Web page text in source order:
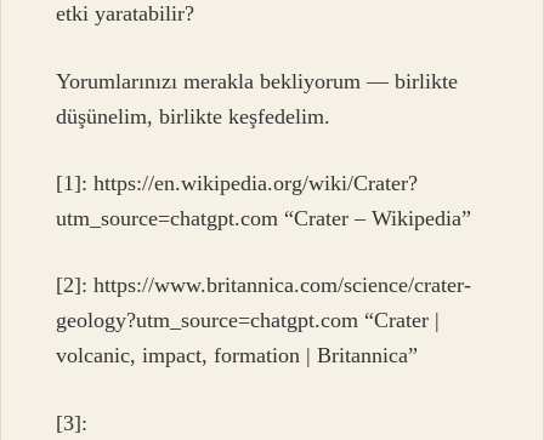
etki yaratabilir?
Yorumlarınızı merakla bekliyorum — birlikte
düşünelim, birlikte keşfedelim.
[1]: https://en.wikipedia.org/wiki/Crater?
utm_source=chatgpt.com “Crater – Wikipedia”
[2]: https://www.britannica.com/science/crater-
geology?utm_source=chatgpt.com “Crater |
volcanic, impact, formation | Britannica”
[3]: